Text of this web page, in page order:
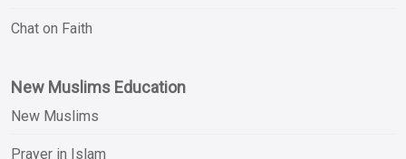
Chat on Faith
New Muslims Education
New Muslims
Prayer in Islam